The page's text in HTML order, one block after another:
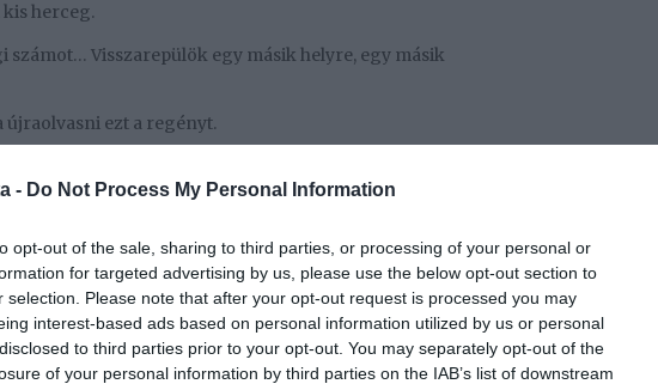
- Do Not Process My Personal Information
opt-out of the sale, sharing to third parties, or processing of your personal or
for targeted advertising by us, please use the below opt-out section to
selection. Please note that after your opt-out request is processed you may
interest-based ads based on personal information utilized by us or personal
to third parties prior to your opt-out. You may separately opt-out of the
of your personal information by third parties on the IAB’s list of downstream
herceg.
Visszarepülök egy másik helyre, egy másik
újraolvasni ezt a regényt.
olvasni. Tulajdonképpen bármit szívesen
szereti, amelyek bátran megmutatják az élet és
csak egyszerűen a rideg valóságot.
élete során a legnagyobb hatással a
először elolvasta, nem tud elégszer újraolvasni.
azt, ahogyan bemutatja a negyvenes évek